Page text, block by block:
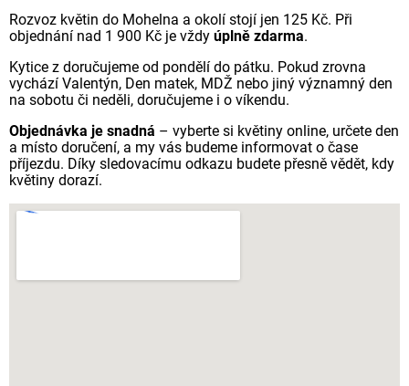
Rozvoz květin do Mohelna a okolí stojí jen 125 Kč. Při
objednání nad 1 900 Kč je vždy úplně zdarma.
Kytice z doručujeme od pondělí do pátku. Pokud zrovna
vychází Valentýn, Den matek, MDŽ nebo jiný významný den
na sobotu či neděli, doručujeme i o víkendu.
Objednávka je snadná – vyberte si květiny online, určete den
a místo doručení, a my vás budeme informovat o čase
příjezdu. Díky sledovacímu odkazu budete přesně vědět, kdy
květiny dorazí.